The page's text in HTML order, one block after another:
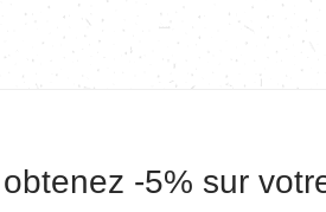
-5% sur